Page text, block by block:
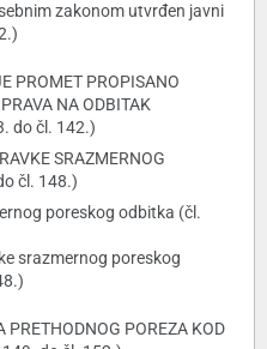
zakonom utvrđen javni
PROMET PROPISANO
NA ODBITAK
do čl. 142.)
SRAZMERNOG
čl. 148.)
poreskog odbitka (čl.
srazmernog poreskog
POREZA KOD